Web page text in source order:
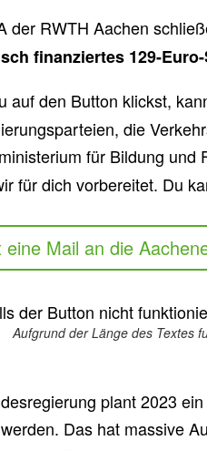
der RWTH Aachen
finanziertes 129-
auf den Button klickst,
die
für Bildung und
für dich vorbereitet. Du
eine Mail an die
der Button nicht
Aufgrund der Länge des Textes
plant 2023
Das hat massive